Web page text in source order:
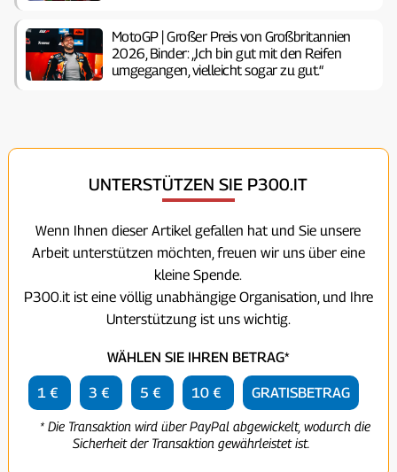
MotoGP | Großer Preis von Großbritannien
2026, Binder: „Ich bin gut mit den Reifen
umgegangen, vielleicht sogar zu gut.“
UNTERSTÜTZEN SIE P300.IT
Wenn Ihnen dieser Artikel gefallen hat und Sie unsere
Arbeit unterstützen möchten, freuen wir uns über eine
kleine Spende.
P300.it ist eine völlig unabhängige Organisation, und Ihre
Unterstützung ist uns wichtig.
WÄHLEN SIE IHREN BETRAG*
1 € 3 € 5 € 10 € GRATISBETRAG
* Die Transaktion wird über PayPal abgewickelt, wodurch die
Sicherheit der Transaktion gewährleistet ist.